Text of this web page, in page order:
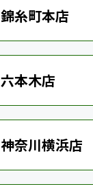
錦糸町本店
六本木店
神奈川横浜店